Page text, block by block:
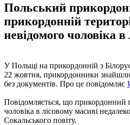
Польський
прикордонній
невідомого чоловіка в
У Польщі на прикордонній з
22 жовтня, прикордонники знайшли
без документів. Про це повідомляє
Повідомляється, що прикордонний
чоловіка в лісовому масиві
Сокальського повіту.